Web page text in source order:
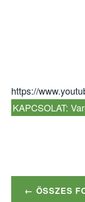
https://
KAPCSOLAT:
ÖSSZES